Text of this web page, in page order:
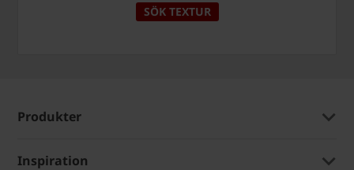
SÖK TEXTUR
Produkter
Inspiration